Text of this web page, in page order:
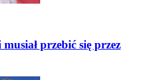
przebić się przez